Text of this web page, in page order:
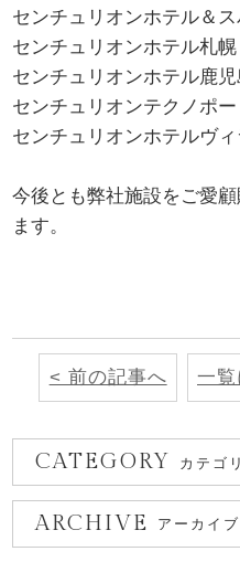
センチュリオンホテル＆
センチュリオンホテル札幌
センチュリオンホテル鹿
センチュリオンテクノポ
センチュリオンホテルヴ
今後とも弊社施設をご愛
ます。
< 前の記事へ 一覧
CATEGORY カテゴリ
ARCHIVE アーカイブ